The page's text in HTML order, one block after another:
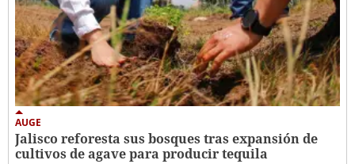
AUGE
Jalisco reforesta sus bosques tras expansión de
cultivos de agave para producir tequila